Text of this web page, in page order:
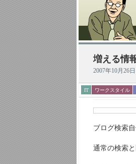
増える情
2007年10月26日
IT ワークスタイル
ブログ検索
通常の検索